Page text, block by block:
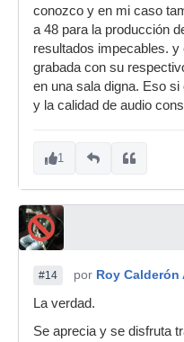
conozco y en mi caso
a 48 para la producción
resultados impecables.
grabada con su
en una sala digna. Eso
y la calidad de audio
1
#14 por Roy Calderón
La verdad.
Se aprecia y se disfruta